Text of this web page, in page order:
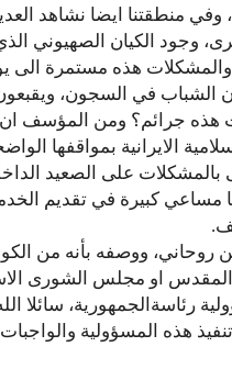
منطقتنا ايضا نشاهد
هذه مستمرة الى
الشباب في السجون،
هذه جرائم؟ ومن المؤسف
الايرانية بمواقفها
بالمشكلات على الصعيد
مساعي كبيرة في تقديم
ووصفه بأنه من
المقدس او مجلس الشورى
رئاسةالجمهورية، سائلا
هذه المسؤولية